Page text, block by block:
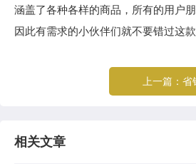
涵盖了各种各样的商品，所有的用户
因此有需求的小伙伴们就不要错过这
上一篇： 省
相关文章